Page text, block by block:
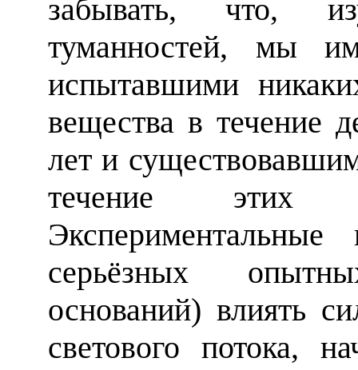
забывать, что,
туманностей, мы
испытавшими
вещества в течение
лет и
течение этих
серьёзных
оснований) влиять
светового потока,